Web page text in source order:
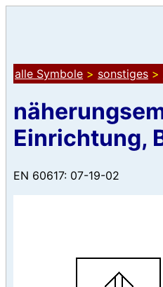
alle Symbole > sonstiges >
Einrichtung,
EN 60617: 07-19-02